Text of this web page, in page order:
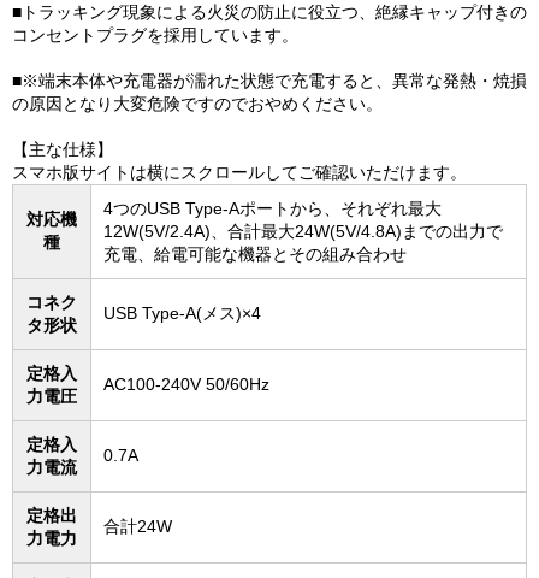
■トラッキング現象による火災の防止に役立つ、絶縁キャップ付きの
コンセントプラグを採用しています。
■※端末本体や充電器が濡れた状態で充電すると、異常な発熱・焼損
の原因となり大変危険ですのでおやめください。
【主な仕様】
スマホ版サイトは横にスクロールしてご確認いただけます。
対応機
種
4つのUSB Type-Aポートから、それぞれ最大
12W(5V/2.4A)、合計最大24W(5V/4.8A)までの出力で
充電、給電可能な機器とその組み合わせ
コネク
タ形状
USB Type-A(メス)×4
定格入
力電圧
AC100-240V 50/60Hz
定格入
力電流
0.7A
定格出
力電力
合計24W